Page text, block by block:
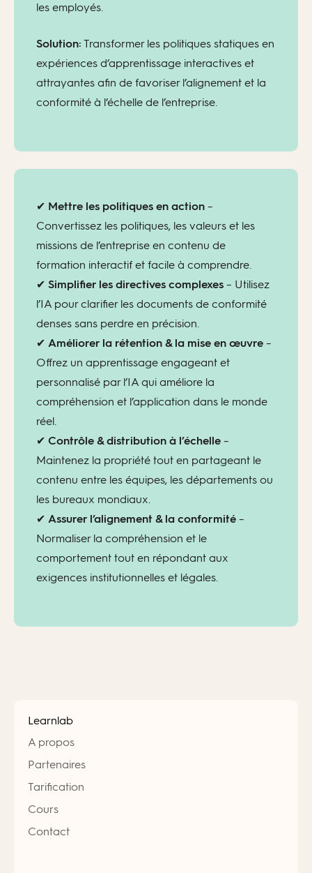
les employés.
Solution: Transformer les politiques statiques en
expériences d’apprentissage interactives et
attrayantes afin de favoriser l’alignement et la
conformité à l’échelle de l’entreprise.
✔ Mettre les politiques en action –
Convertissez les politiques, les valeurs et les
missions de l’entreprise en contenu de
formation interactif et facile à comprendre.
✔ Simplifier les directives complexes – Utilisez
l’IA pour clarifier les documents de conformité
denses sans perdre en précision.
✔ Améliorer la rétention & la mise en œuvre –
Offrez un apprentissage engageant et
personnalisé par l’IA qui améliore la
compréhension et l’application dans le monde
réel.
✔ Contrôle & distribution à l’échelle –
Maintenez la propriété tout en partageant le
contenu entre les équipes, les départements ou
les bureaux mondiaux.
✔ Assurer l’alignement & la conformité –
Normaliser la compréhension et le
comportement tout en répondant aux
exigences institutionnelles et légales.
Learnlab
A propos
Partenaires
Tarification
Cours
Contact